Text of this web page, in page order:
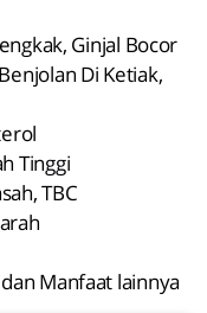
Ginjal Bocor
Di Ketiak,
Tinggi
TBC
Manfaat lainnya